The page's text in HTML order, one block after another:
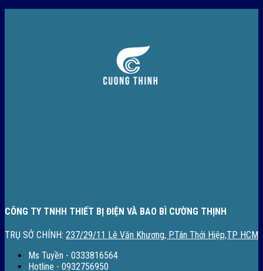
CÔNG TY TNHH THIẾT BỊ ĐIỆN VÀ BAO BÌ CƯỜNG THỊNH
TRỤ SỞ CHÍNH: 237/29/11 Lê Văn Khương, P.Tân Thới Hiệp,TP HCM
Ms Tuyền - 0333816564
Hotline - 0932756950